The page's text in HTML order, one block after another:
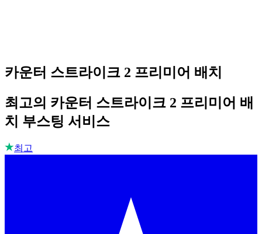
카운터 스트라이크 2 프리미어 배치
최고의 카운터 스트라이크 2 프리미어 배
치 부스팅 서비스
최고